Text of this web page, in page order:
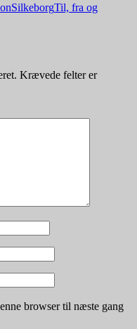
Kategorier
Til, fra og
Krævede felter er
browser til næste gang